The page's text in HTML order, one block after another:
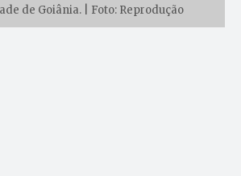
de Goiânia. | Foto: Reprodução